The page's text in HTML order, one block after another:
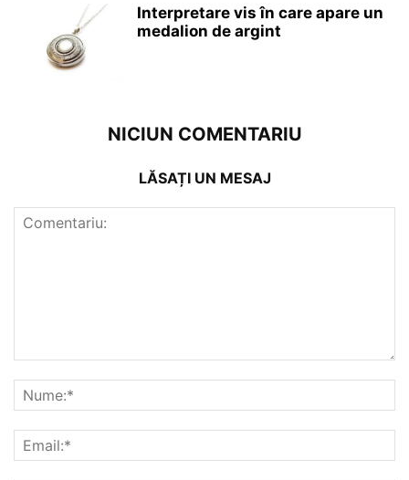
Interpretare vis în care apare un
medalion de argint
NICIUN COMENTARIU
LĂSAȚI UN MESAJ